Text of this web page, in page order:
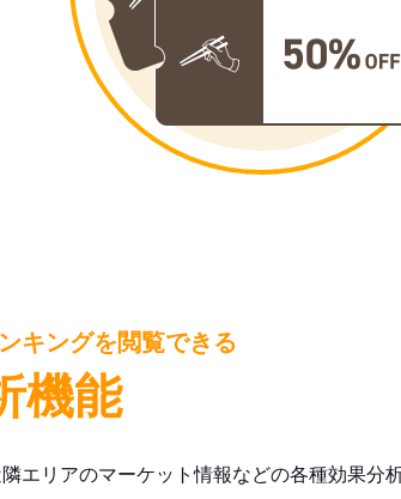
キングを閲覧できる
機能
エリアのマーケット情報などの各種効果分